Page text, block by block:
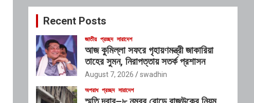
c
Recent Posts
জাতীয় প্রচ্ছদ সারাদেশ
আজ কুমিল্লা সফরে গৃহায়ণমন্ত্রী জাকারিয়া
তাহের সুমন, নিরাপত্তায় সতর্ক প্রশাসন
August 7, 2026 swadhin
অপরাধ প্রচ্ছদ সারাদেশ